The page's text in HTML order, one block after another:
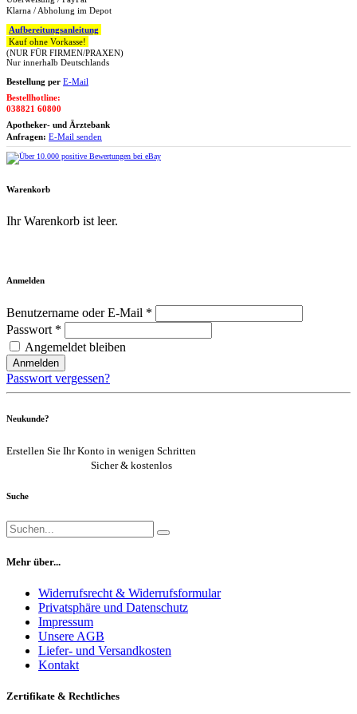
Klarna / Abholung im Depot
Aufbereitungsanleitung
Kauf ohne Vorkasse!
(NUR FÜR FIRMEN/PRAXEN)
Nur innerhalb Deutschlands
Bestellung per E-Mail
Bestellhotline:
038821 60800
Apotheker- und Ärztebank
Anfragen: E-Mail senden
Warenkorb
Ihr Warenkorb ist leer.
Anmelden
Benutzername oder E-Mail *
Passwort *
Angemeldet bleiben
Anmelden
Passwort vergessen?
Neukunde?
Erstellen Sie Ihr Konto in wenigen Schritten
Sicher & kostenlos
Suche
Mehr über...
Widerrufsrecht & Widerrufsformular
Privatsphäre und Datenschutz
Impressum
Unsere AGB
Liefer- und Versandkosten
Kontakt
Zertifikate & Rechtliches